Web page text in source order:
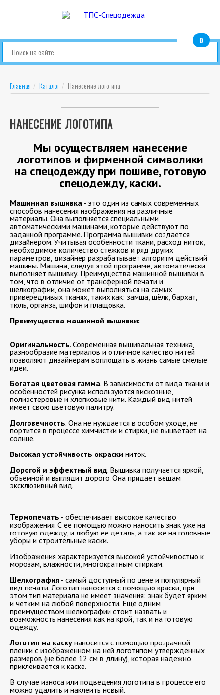
0
шт.
Главная Каталог Нанесение логотипа
НАНЕСЕНИЕ ЛОГОТИПА
Мы осуществляем нанесение
логотипов и фирменной символики
на спецодежду при пошиве, готовую
спецодежду, каски.
Машинная вышивка - это один из самых современных
способов нанесения изображения на различные
материалы. Она выполняется специальными
автоматическими машинами, которые действуют по
заданной программе. Программа вышивки создается
дизайнером. Учитывая особенности ткани, расход ниток,
необходимое количество стежков и ряд других
параметров, дизайнер разрабатывает алгоритм действий
машины. Машина, следуя этой программе, автоматически
выполняет вышивку. Преимущества машинной вышивки в
том, что в отличие от трансферной печати и
шелкографии, она может выполняться на самых
привередливых тканях, таких как: замша, шёлк, бархат,
тюль, органза, шифон и плащовка.
Преимущества машинной вышивки:
Оригинальность. Современная вышивальная техника,
разнообразие материалов и отличное качество нитей
позволяют дизайнерам воплощать в жизнь самые смелые
идеи.
Богатая цветовая гамма. В зависимости от вида ткани и
особенностей рисунка используются вискозные,
полиэстеровые и хлопковые нити. Каждый вид нитей
имеет свою цветовую палитру.
Долговечность. Она не нуждается в особом уходе, не
портится в процессе химчистки и стирки, не выцветает на
солнце.
Высокая устойчивость окраски ниток.
Дорогой и эффектный вид. Вышивка получается яркой,
объемной и выглядит дорого. Она придает вещам
эксклюзивный вид.
Термопечать - обеспечивает высокое качество
изображения. С ее помощью можно наносить знак уже на
готовую одежду, и любую ее деталь, а так же на головные
уборы и строительные каски.
Изображения характеризуется высокой устойчивостью к
морозам, влажности, многократным стиркам.
Шелкография - самый доступный по цене и популярный
вид печати. Логотип наносится с помощью краски, при
этом тип материала не имеет значения: знак будет ярким
и четким на любой поверхности. Еще одним
преимуществом шелкографии стоит назвать и
возможность нанесения как на крой, так и на готовую
одежду.
Логотип на каску наносится с помощью прозрачной
пленки с изображенном на ней логотипом утвержденных
размеров (не более 12 см в длину), которая надежно
приклеивается к каске.
В случае износа или подведения логотипа в процессе его
можно удалить и наклеить новый.